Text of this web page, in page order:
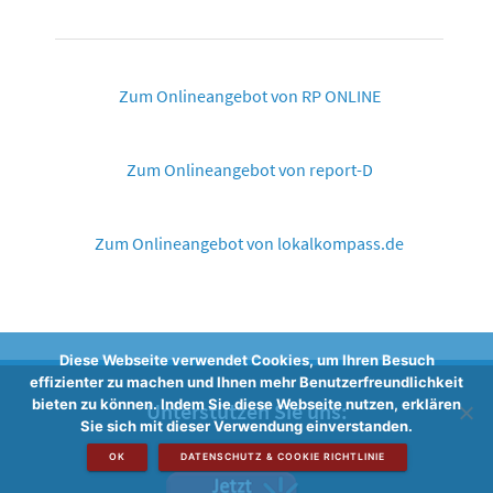
Zum Onlineangebot von RP ONLINE
Zum Onlineangebot von report-D
Zum Onlineangebot von lokalkompass.de
Unterstützen Sie uns:
Diese Webseite verwendet Cookies, um Ihren Besuch
effizienter zu machen und Ihnen mehr Benutzerfreundlichkeit
bieten zu können. Indem Sie diese Webseite nutzen, erklären
Sie sich mit dieser Verwendung einverstanden.
OK DATENSCHUTZ & COOKIE RICHTLINIE